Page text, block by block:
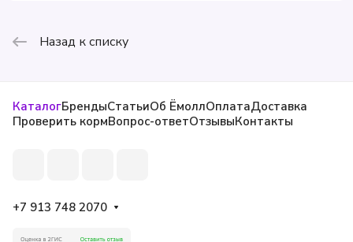
Назад к списку
КаталогБрендыСтатьиОб ЁмоллОплатаДоставка
Проверить кормВопрос-ответОтзывыКонтакты
+7 913 748 2070